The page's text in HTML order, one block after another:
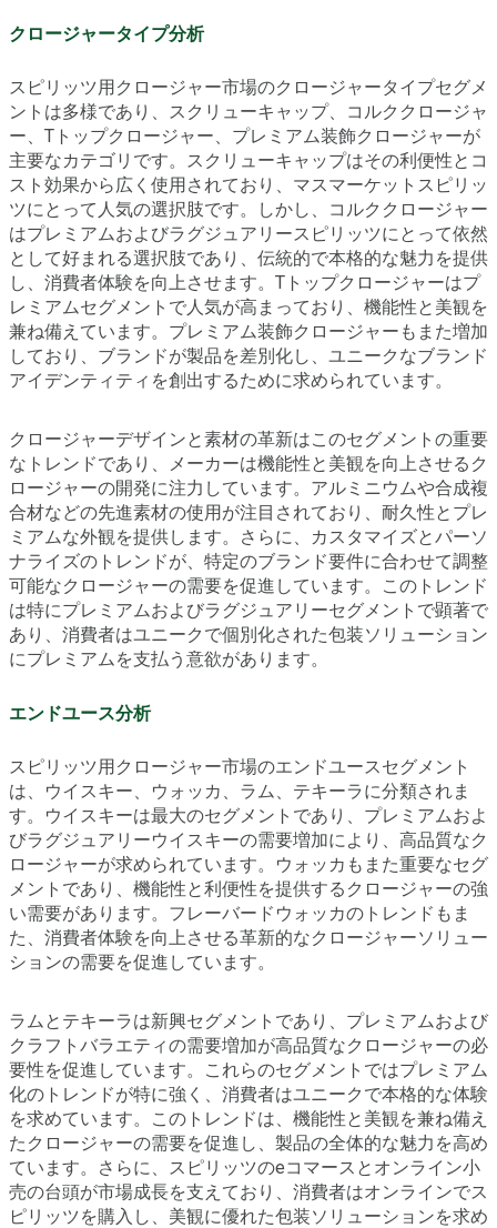
クロージャータイプ分析
スピリッツ用クロージャー市場のクロージャータイプセグメ
ントは多様であり、スクリューキャップ、コルククロージャ
ー、Tトップクロージャー、プレミアム装飾クロージャーが
主要なカテゴリです。スクリューキャップはその利便性とコ
スト効果から広く使用されており、マスマーケットスピリッ
ツにとって人気の選択肢です。しかし、コルククロージャー
はプレミアムおよびラグジュアリースピリッツにとって依然
として好まれる選択肢であり、伝統的で本格的な魅力を提供
し、消費者体験を向上させます。Tトップクロージャーはプ
レミアムセグメントで人気が高まっており、機能性と美観を
兼ね備えています。プレミアム装飾クロージャーもまた増加
しており、ブランドが製品を差別化し、ユニークなブランド
アイデンティティを創出するために求められています。
クロージャーデザインと素材の革新はこのセグメントの重要
なトレンドであり、メーカーは機能性と美観を向上させるク
ロージャーの開発に注力しています。アルミニウムや合成複
合材などの先進素材の使用が注目されており、耐久性とプレ
ミアムな外観を提供します。さらに、カスタマイズとパーソ
ナライズのトレンドが、特定のブランド要件に合わせて調整
可能なクロージャーの需要を促進しています。このトレンド
は特にプレミアムおよびラグジュアリーセグメントで顕著で
あり、消費者はユニークで個別化された包装ソリューション
にプレミアムを支払う意欲があります。
エンドユース分析
スピリッツ用クロージャー市場のエンドユースセグメント
は、ウイスキー、ウォッカ、ラム、テキーラに分類されま
す。ウイスキーは最大のセグメントであり、プレミアムおよ
びラグジュアリーウイスキーの需要増加により、高品質なク
ロージャーが求められています。ウォッカもまた重要なセグ
メントであり、機能性と利便性を提供するクロージャーの強
い需要があります。フレーバードウォッカのトレンドもま
た、消費者体験を向上させる革新的なクロージャーソリュー
ションの需要を促進しています。
ラムとテキーラは新興セグメントであり、プレミアムおよび
クラフトバラエティの需要増加が高品質なクロージャーの必
要性を促進しています。これらのセグメントではプレミアム
化のトレンドが特に強く、消費者はユニークで本格的な体験
を求めています。このトレンドは、機能性と美観を兼ね備え
たクロージャーの需要を促進し、製品の全体的な魅力を高め
ています。さらに、スピリッツのeコマースとオンライン小
売の台頭が市場成長を支えており、消費者はオンラインでス
ピリッツを購入し、美観に優れた包装ソリューションを求め